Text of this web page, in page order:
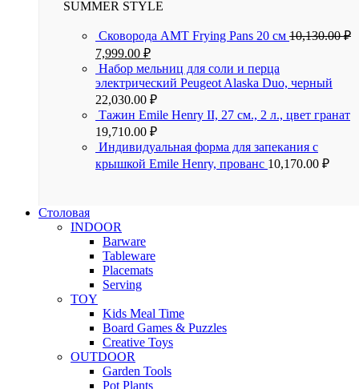
SUMMER STYLE
Сковорода AMT Frying Pans 20 см 10,130.00₽
7,999.00 ₽
Набор мельниц для соли и перца
электрический Peugeot Alaska Duo, черный
22,030.00 ₽
Тажин Emile Henry II, 27 см., 2 л., цвет гранат
19,710.00 ₽
Индивидуальная форма для запекания с
крышкой Emile Henry, прованс 10,170.00 ₽
Столовая
INDOOR
Barware
Tableware
Placemats
Serving
TOY
Kids Meal Time
Board Games & Puzzles
Creative Toys
OUTDOOR
Garden Tools
Pot Plants